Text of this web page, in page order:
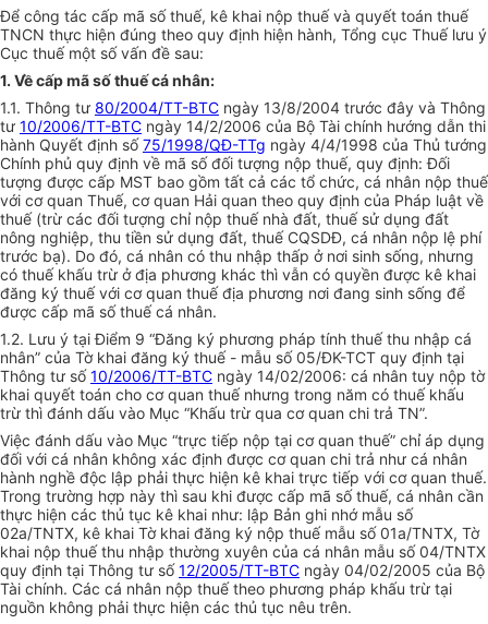
Để công tác cấp mã số thuế, kê khai nộp thuế và quyết toán thuế
TNCN thực hiện đúng theo quy định hiện hành, Tổng cục Thuế lưu ý
Cục thuế một số vấn đề sau:
1. Về cấp mã số thuế cá nhân:
1.1. Thông tư 80/2004/TT-BTC ngày 13/8/2004 trước đây và Thông
tư 10/2006/TT-BTC ngày 14/2/2006 của Bộ Tài chính hướng dẫn thi
hành Quyết định số75/1998/QĐ-TTg ngày 4/4/1998 của Thủ tướng
Chính phủ quy định về mã số đối tượng nộp thuế, quy định: Đối
tượng được cấp MST bao gồm tất cả các tổ chức, cá nhân nộp thuế
với cơ quan Thuế, cơ quan Hải quan theo quy định của Pháp luật về
thuế (trừ các đối tượng chỉ nộp thuế nhà đất, thuế sử dụng đất
nông nghiệp, thu tiền sử dụng đất, thuế CQSDĐ, cá nhân nộp lệ phí
trước bạ). Do đó, cá nhân có thu nhập thấp ở nơi sinh sống, nhưng
có thuế khấu trừ ở địa phương khác thì vẫn có quyền được kê khai
đăng ký thuế với cơ quan thuế địa phương nơi đang sinh sống để
được cấp mã số thuế cá nhân.
1.2. Lưu ý tại Điểm 9 “Đăng ký phương pháp tính thuế thu nhập cá
nhân” của Tờ khai đăng ký thuế - mẫu số 05/ĐK-TCT quy định tại
Thông tư số10/2006/TT-BTC ngày 14/02/2006: cá nhân tuy nộp tờ
khai quyết toán cho cơ quan thuế nhưng trong năm có thuế khấu
trừ thì đánh dấu vào Mục “Khấu trừ qua cơ quan chi trả TN”.
Việc đánh dấu vào Mục “trực tiếp nộp tại cơ quan thuế” chỉ áp dụng
đối với cá nhân không xác định được cơ quan chi trả như cá nhân
hành nghề độc lập phải thực hiện kê khai trực tiếp với cơ quan thuế.
Trong trường hợp này thì sau khi được cấp mã số thuế, cá nhân cần
thực hiện các thủ tục kê khai như: lập Bản ghi nhớ mẫu số
02a/TNTX, kê khai Tờ khai đăng ký nộp thuế mẫu số 01a/TNTX, Tờ
khai nộp thuế thu nhập thường xuyên của cá nhân mẫu số 04/TNTX
quy định tại Thông tư số12/2005/TT-BTC ngày 04/02/2005 của Bộ
Tài chính. Các cá nhân nộp thuế theo phương pháp khấu trừ tại
nguồn không phải thực hiện các thủ tục nêu trên.